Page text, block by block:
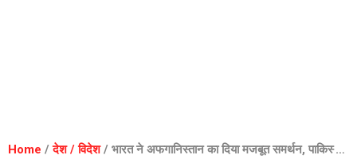
Home /देश / विदेश/ भारत ने अफगानिस्तान का दिया मजबूत समर्थन, पाकिस्तान